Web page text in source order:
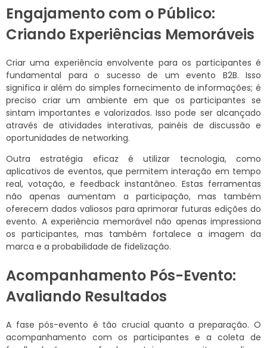
Engajamento com o Público:
Criando Experiências Memoráveis
Criar uma experiência envolvente para os participantes é
fundamental para o sucesso de um evento B2B. Isso
significa ir além do simples fornecimento de informações; é
preciso criar um ambiente em que os participantes se
sintam importantes e valorizados. Isso pode ser alcançado
através de atividades interativas, painéis de discussão e
oportunidades de networking.
Outra estratégia eficaz é utilizar tecnologia, como
aplicativos de eventos, que permitem interação em tempo
real, votação, e feedback instantâneo. Estas ferramentas
não apenas aumentam a participação, mas também
oferecem dados valiosos para aprimorar futuras edições do
evento. A experiência memorável não apenas impressiona
os participantes, mas também fortalece a imagem da
marca e a probabilidade de fidelização.
Acompanhamento Pós-Evento:
Avaliando Resultados
A fase pós-evento é tão crucial quanto a preparação. O
acompanhamento com os participantes e a coleta de